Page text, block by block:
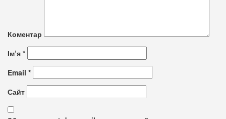
Коментар
Ім’я *
Email *
Сайт